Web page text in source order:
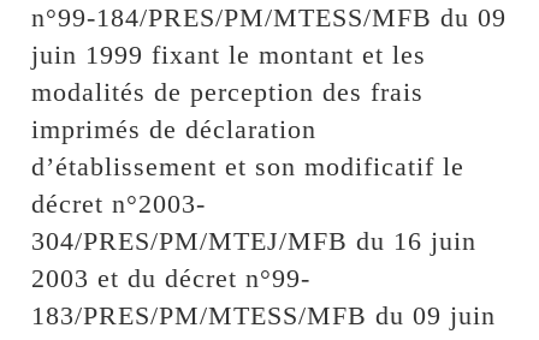
n°99-184/PRES/PM/MTESS/MFB du 09
juin 1999 fixant le montant et les
modalités de perception des frais
imprimés de déclaration
d’établissement et son modificatif le
décret n°2003-
304/PRES/PM/MTEJ/MFB du 16 juin
2003 et du décret n°99-
183/PRES/PM/MTESS/MFB du 09 juin